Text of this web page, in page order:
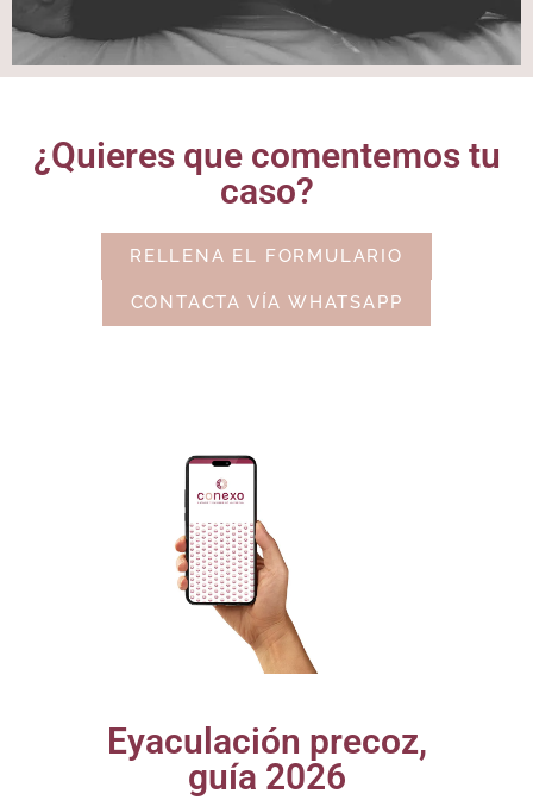
¿Quieres que comentemos tu
caso?
RELLENA EL FORMULARIO
CONTACTA VÍA WHATSAPP
Eyaculación precoz,
guía 2026